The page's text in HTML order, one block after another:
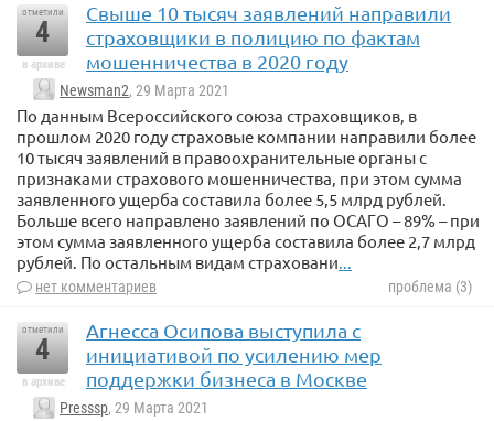
отметили
4
в архиве
Свыше 10 тысяч заявлений направили
страховщики в полицию по фактам
мошенничества в 2020 году
Newsman2, 29 Марта 2021
По данным Всероссийского союза страховщиков, в
прошлом 2020 году страховые компании направили более
10 тысяч заявлений в правоохранительные органы с
признаками страхового мошенничества, при этом сумма
заявленного ущерба составила более 5,5 млрд рублей.
Больше всего направлено заявлений по ОСАГО – 89% – при
этом сумма заявленного ущерба составила более 2,7 млрд
рублей. По остальным видам страховани...
нет комментариев проблема (3)
отметили
4
в архиве
Агнесса Осипова выступила с
инициативой по усилению мер
поддержки бизнеса в Москве
Presssp, 29 Марта 2021